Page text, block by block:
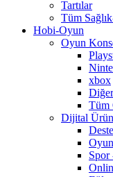
Tartılar
Tüm
Hobi-Oyun
Oyun
xbox
Tüm
Dijital
Spor